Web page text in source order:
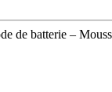
de batterie –